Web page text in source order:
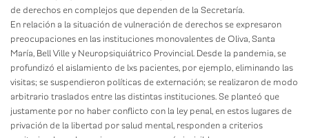
de derechos en complejos que dependen de la Secretaría.
En relación a la situación de vulneración de derechos se expresaron
preocupaciones en las instituciones monovalentes de Oliva, Santa
María, Bell Ville y Neuropsiquiátrico Provincial. Desde la pandemia, se
profundizó el aislamiento de lxs pacientes, por ejemplo, eliminando las
visitas; se suspendieron políticas de externación; se realizaron de modo
arbitrario traslados entre las distintas instituciones. Se planteó que
justamente por no haber conflicto con la ley penal, en estos lugares de
privación de la libertad por salud mental, responden a criterios